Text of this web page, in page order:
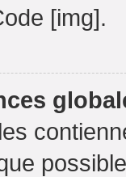
[img].